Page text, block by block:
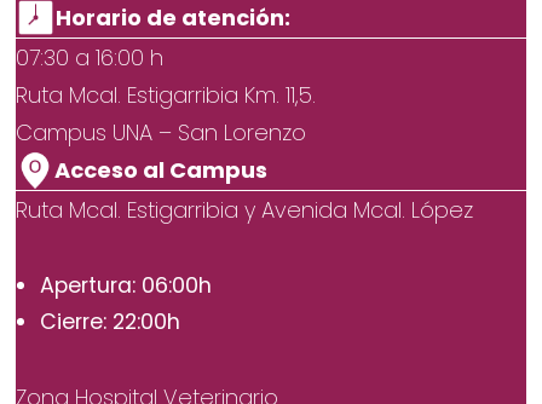
Horario de atención:
07:30 a 16:00 h
Ruta Mcal. Estigarribia Km. 11,5.
Campus UNA – San Lorenzo
Acceso al Campus
Ruta Mcal. Estigarribia y Avenida Mcal. López
Apertura: 06:00h
Cierre: 22:00h
Zona Hospital Veterinario